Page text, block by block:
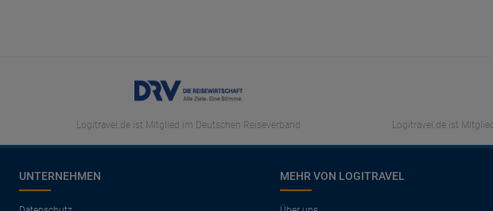
Logitravel.de ist Mitglied im Deutschen Reiseverband Logitravel.de ist
UNTERNEHMEN MEHR VON LOGITRAVEL